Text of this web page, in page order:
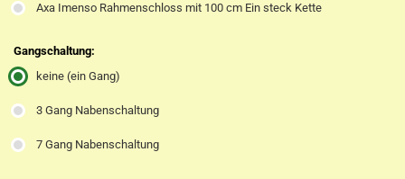
Axa Imenso Rahmenschloss mit 100 cm Ein steck Kette
Gangschaltung:
keine (ein Gang)
3 Gang Nabenschaltung
7 Gang Nabenschaltung